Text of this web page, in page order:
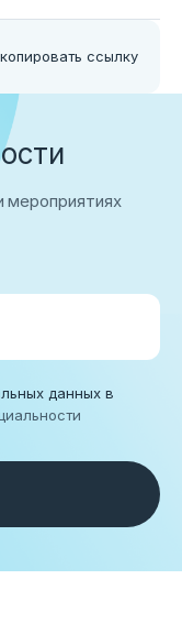
ссылку
мероприятиях
данных в